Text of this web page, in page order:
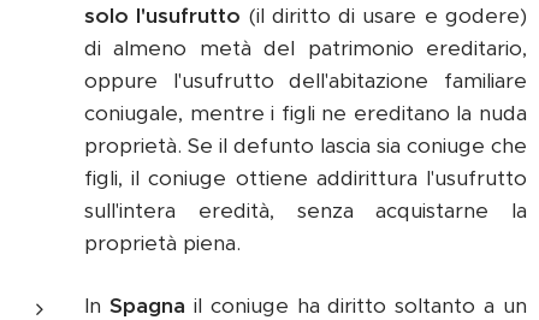
solo l'usufrutto (il diritto di usare e godere)
di almeno metà del patrimonio ereditario,
oppure l'usufrutto dell'abitazione familiare
coniugale, mentre i figli ne ereditano la nuda
proprietà. Se il defunto lascia sia coniuge che
figli, il coniuge ottiene addirittura l'usufrutto
sull'intera eredità, senza acquistarne la
proprietà piena.
In Spagna il coniuge ha diritto soltanto a un